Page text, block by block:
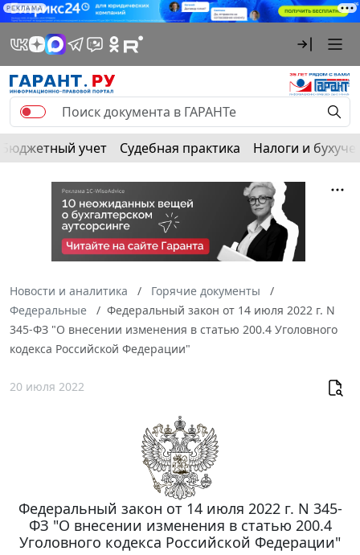
РЕКЛАМА
Бюджетный учет Судебная практика Налоги и
Новости и аналитика
Горячие документы
Федеральные
Федеральный закон от 14 июля 2022 г. N
345-ФЗ "О внесении изменения в статью 200.4 Уголовного
кодекса Российской Федерации"
20 июля 2022
Федеральный закон от 14 июля 2022 г. N 345-
ФЗ "О внесении изменения в статью 200.4
Уголовного кодекса Российской Федерации"